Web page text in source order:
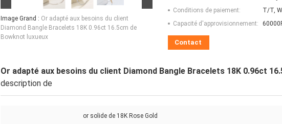
Image Grand : Or adapté aux besoins du client
Diamond Bangle Bracelets 18K 0.96ct 16.5cm de
Bowknot luxueux
Conditions de paiement:
T/T,
Capacité d'approvisionnement:
Contact
Or adapté aux besoins du client Diamond Bangle Bracelets 18K 0.96ct
description de
or solide de 18K Rose Gold